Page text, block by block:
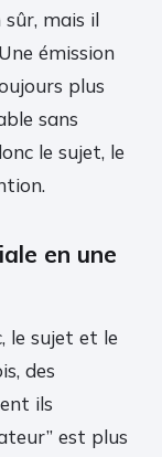
mais il
émission
plus
sans
le sujet, le
en une
le sujet et le
des
ils
est plus